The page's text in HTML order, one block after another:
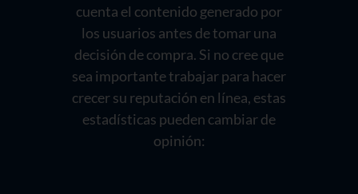
cuenta el contenido generado por
los usuarios antes de tomar una
decisión de compra. Si no cree que
sea importante trabajar para hacer
crecer su reputación en línea, estas
estadísticas pueden cambiar de
opinión: